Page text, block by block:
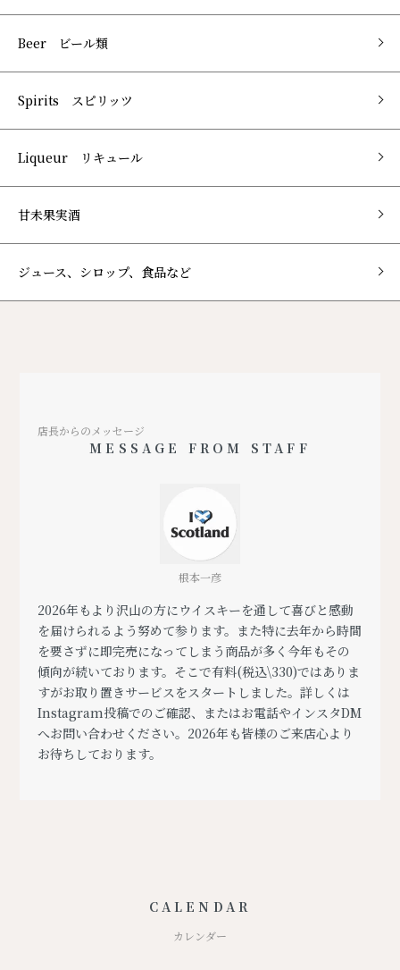
Beer ビール類
Spirits スピリッツ
Liqueur リキュール
甘未果実酒
ジュース、シロップ、食品など
店長からのメッセージ
MESSAGE FROM STAFF
根本一彦
2026年もより沢山の方にウイスキーを通して喜びと感動
を届けられるよう努めて参ります。また特に去年から時間
を要さずに即完売になってしまう商品が多く今年もその
傾向が続いております。そこで有料(税込\330)ではありま
すがお取り置きサービスをスタートしました。詳しくは
Instagram投稿でのご確認、またはお電話やインスタDM
へお問い合わせください。2026年も皆様のご来店心より
お待ちしております。
CALENDAR
カレンダー